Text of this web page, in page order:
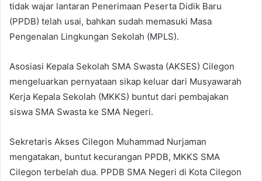
tidak wajar lantaran Penerimaan Peserta Didik Baru
(PPDB) telah usai, bahkan sudah memasuki Masa
Pengenalan Lingkungan Sekolah (MPLS).
Asosiasi Kepala Sekolah SMA Swasta (AKSES) Cilegon
mengeluarkan pernyataan sikap keluar dari Musyawarah
Kerja Kepala Sekolah (MKKS) buntut dari pembajakan
siswa SMA Swasta ke SMA Negeri.
Sekretaris Akses Cilegon Muhammad Nurjaman
mengatakan, buntut kecurangan PPDB, MKKS SMA
Cilegon terbelah dua. PPDB SMA Negeri di Kota Cilegon